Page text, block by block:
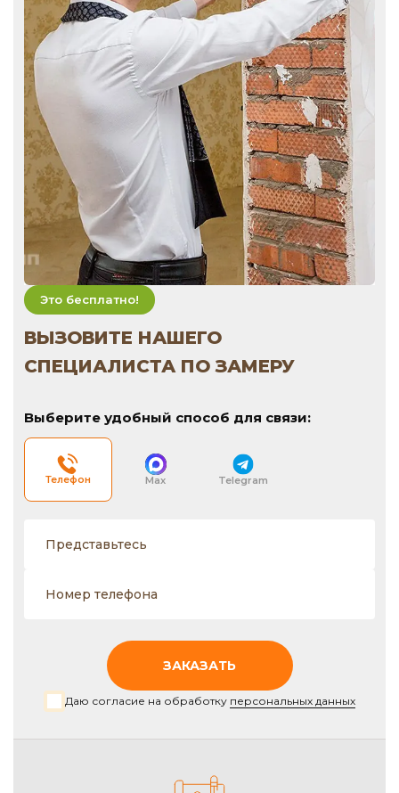
Это бесплатно!
ВЫЗОВИТЕ НАШЕГО
СПЕЦИАЛИСТА ПО ЗАМЕРУ
Выберите удобный способ для связи:
Телефон Max Telegram
ЗАКАЗАТЬ
Даю согласие на обработку персональных данных